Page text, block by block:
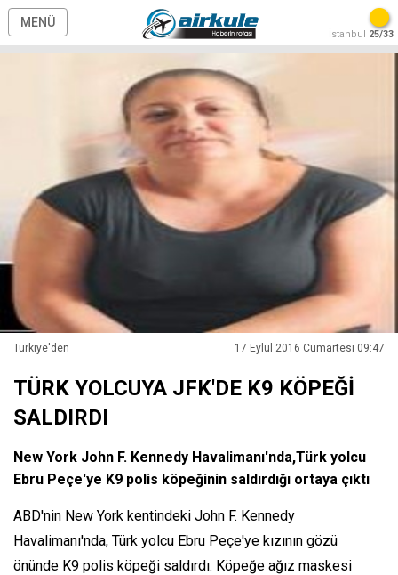
MENÜ
İstanbul 25/33
Türkiye'den 17 Eylül 2016 Cumartesi 09:47
TÜRK YOLCUYA JFK'DE K9 KÖPEĞİ
SALDIRDI
New York John F. Kennedy Havalimanı'nda,Türk yolcu
Ebru Peçe'ye K9 polis köpeğinin saldırdığı ortaya çıktı
ABD'nin New York kentindeki John F. Kennedy
Havalimanı'nda, Türk yolcu Ebru Peçe'ye kızının gözü
önünde K9 polis köpeği saldırdı. Köpeğe ağız maskesi